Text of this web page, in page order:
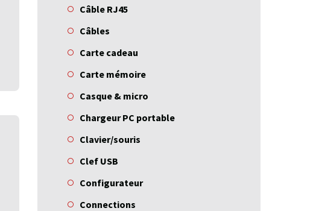
Câble RJ45
Câbles
Carte cadeau
Carte mémoire
Casque & micro
Chargeur PC portable
Clavier/souris
Clef USB
Configurateur
Connections